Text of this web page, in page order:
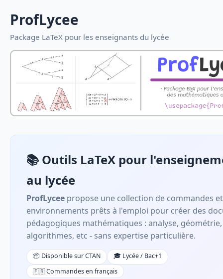
ProfLycee
Package LaTeX pour les enseignants du lycée
📚 Outils LaTeX pour
au lycée
ProfLycee propose une collection de commandes et
environnements prêts à l'emploi pour créer des
pédagogiques mathématiques : analyse, géométrie,
algorithmes, etc - sans expertise particulière.
📦 Disponible sur CTAN
🎓 Lycée / Bac+1
🇫🇷 Commandes en français